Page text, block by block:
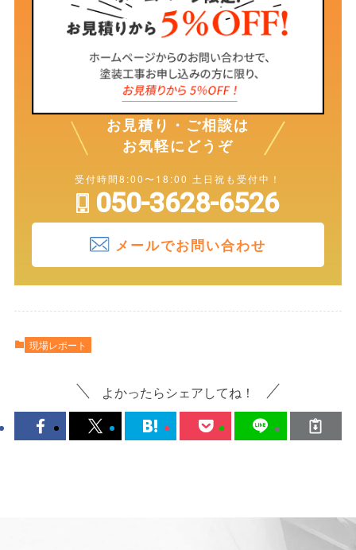
お見積り・ご相談は
お気軽にどうぞ
受付時間8:00〜18:00 土日祝も受付中！
050-3628-6526
メールでお問い合わせ
現場レポート
よかったらシェアしてね！